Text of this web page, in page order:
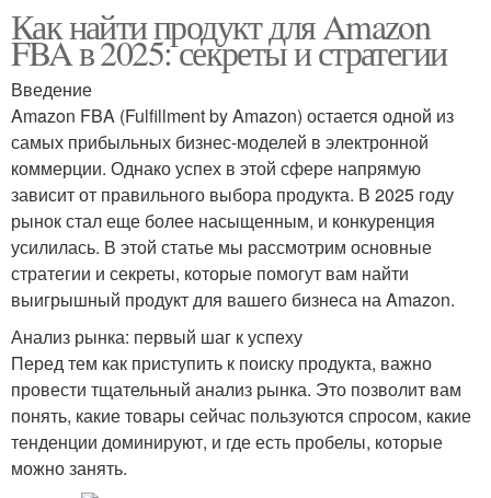
Как найти продукт для Amazon
FBA в 2025: секреты и стратегии
Введение
Amazon FBA (Fulfillment by Amazon) остается одной из
самых прибыльных бизнес-моделей в электронной
коммерции. Однако успех в этой сфере напрямую
зависит от правильного выбора продукта. В 2025 году
рынок стал еще более насыщенным, и конкуренция
усилилась. В этой статье мы рассмотрим основные
стратегии и секреты, которые помогут вам найти
выигрышный продукт для вашего бизнеса на Amazon.
Анализ рынка: первый шаг к успеху
Перед тем как приступить к поиску продукта, важно
провести тщательный анализ рынка. Это позволит вам
понять, какие товары сейчас пользуются спросом, какие
тенденции доминируют, и где есть пробелы, которые
можно занять.